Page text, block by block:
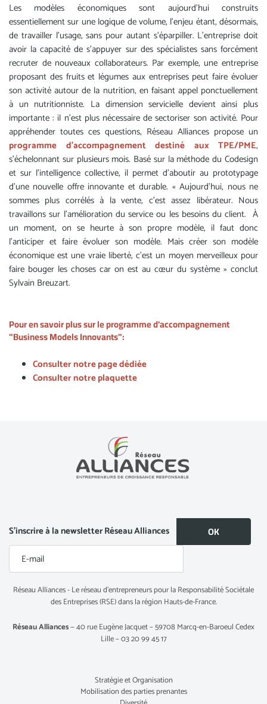
Les modèles économiques sont aujourd’hui construits
essentiellement sur une logique de volume, l’enjeu étant, désormais,
de travailler l’usage, sans pour autant s’éparpiller. L’entreprise doit
avoir la capacité de s’appuyer sur des spécialistes sans forcément
recruter de nouveaux collaborateurs. Par exemple, une entreprise
proposant des fruits et légumes aux entreprises peut faire évoluer
son activité autour de la nutrition, en faisant appel ponctuellement
à un nutritionniste. La dimension servicielle devient ainsi plus
importante : il n’est plus nécessaire de sectoriser son activité. Pour
appréhender toutes ces questions, Réseau Alliances propose un
programme d’accompagnement destiné aux TPE/PME,
s’échelonnant sur plusieurs mois. Basé sur la méthode du Codesign
et sur l’intelligence collective, il permet d’aboutir au prototypage
d’une nouvelle offre innovante et durable. « Aujourd’hui, nous ne
sommes plus corrélés à la vente, c’est assez libérateur. Nous
travaillons sur l’amélioration du service ou les besoins du client. À
un moment, on se heurte à son propre modèle, il faut donc
l’anticiper et faire évoluer son modèle. Mais créer son modèle
économique est une vraie liberté, c’est un moyen merveilleux pour
faire bouger les choses car on est au cœur du système » conclut
Sylvain Breuzart.
Pour en savoir plus sur le programme d'accompagnement
"Business Models Innovants":
Consulter notre page dédiée
Consulter notre plaquette
S’inscrire à la newsletter Réseau Alliances
Réseau Alliances - Le réseau d’entrepreneurs pour la Responsabilité Sociétale
des Entreprises (RSE) dans la région Hauts-de-France.
Réseau Alliances— 40 rue Eugène Jacquet – 59708 Marcq-en-Baroeul Cedex
Lille – 03 20 99 45 17
Stratégie et Organisation
Mobilisation des parties prenantes